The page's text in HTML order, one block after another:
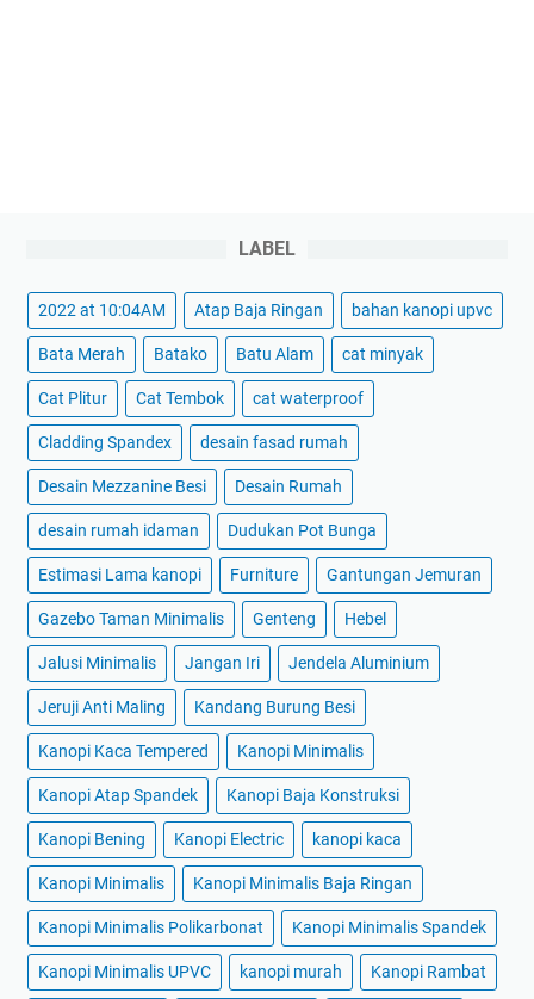
LABEL
2022 at 10:04AM Atap Baja Ringan bahan kanopi upvc
Bata Merah Batako Batu Alam cat minyak
Cat Plitur Cat Tembok cat waterproof
Cladding Spandex desain fasad rumah
Desain Mezzanine Besi Desain Rumah
desain rumah idaman Dudukan Pot Bunga
Estimasi Lama kanopi Furniture Gantungan Jemuran
Gazebo Taman Minimalis Genteng Hebel
Jalusi Minimalis Jangan Iri Jendela Aluminium
Jeruji Anti Maling Kandang Burung Besi
Kanopi Kaca Tempered Kanopi Minimalis
Kanopi Atap Spandek Kanopi Baja Konstruksi
Kanopi Bening Kanopi Electric kanopi kaca
Kanopi Minimalis Kanopi Minimalis Baja Ringan
Kanopi Minimalis Polikarbonat Kanopi Minimalis Spandek
Kanopi Minimalis UPVC kanopi murah Kanopi Rambat